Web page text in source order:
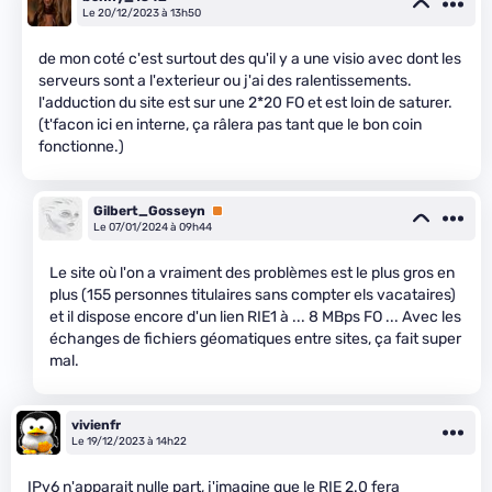
Le 20/12/2023 à 13h50
de mon coté c'est surtout des qu'il y a une visio avec dont les
serveurs sont a l'exterieur ou j'ai des ralentissements.
l'adduction du site est sur une 2*20 FO et est loin de saturer.
(t'facon ici en interne, ça râlera pas tant que le bon coin
fonctionne.)
Gilbert_Gosseyn
Premium
Le 07/01/2024 à 09h44
Le site où l'on a vraiment des problèmes est le plus gros en
plus (155 personnes titulaires sans compter els vacataires)
et il dispose encore d'un lien RIE1 à ... 8 MBps FO ... Avec les
échanges de fichiers géomatiques entre sites, ça fait super
mal.
vivienfr
Le 19/12/2023 à 14h22
IPv6 n'apparait nulle part, j'imagine que le RIE 2.0 fera